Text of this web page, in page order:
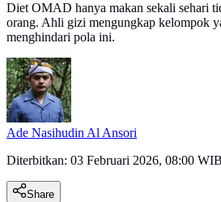
Diet OMAD hanya makan sekali sehari
orang. Ahli gizi mengungkap kelompok
menghindari pola ini.
Ade Nasihudin Al Ansori
Diterbitkan: 03 Februari 2026, 08:00 WIB
Share